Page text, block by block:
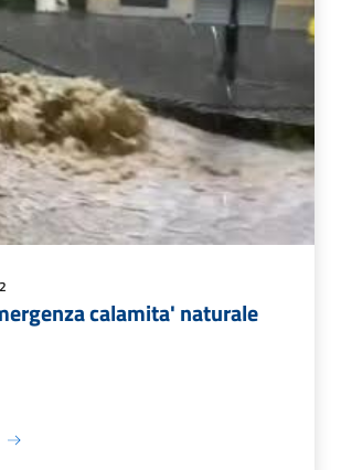
calamita' naturale